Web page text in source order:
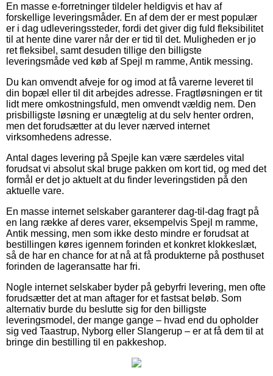
En masse e-forretninger tildeler heldigvis et hav af
forskellige leveringsmåder. En af dem der er mest populær
er i dag udleveringssteder, fordi det giver dig fuld fleksibilitet
til at hente dine varer når der er tid til det. Muligheden er jo
ret fleksibel, samt desuden tillige den billigste
leveringsmåde ved køb af Spejl m ramme, Antik messing.
Du kan omvendt afveje for og imod at få varerne leveret til
din bopæl eller til dit arbejdes adresse. Fragtløsningen er tit
lidt mere omkostningsfuld, men omvendt vældig nem. Den
prisbilligste løsning er unægtelig at du selv henter ordren,
men det forudsætter at du lever nærved internet
virksomhedens adresse.
Antal dages levering på Spejle kan være særdeles vital
forudsat vi absolut skal bruge pakken om kort tid, og med det
formål er det jo aktuelt at du finder leveringstiden på den
aktuelle vare.
En masse internet selskaber garanterer dag-til-dag fragt på
en lang række af deres varer, eksempelvis Spejl m ramme,
Antik messing, men som ikke desto mindre er forudsat at
bestillingen køres igennem forinden et konkret klokkeslæt,
så de har en chance for at nå at få produkterne på posthuset
forinden de lageransatte har fri.
Nogle internet selskaber byder på gebyrfri levering, men ofte
forudsætter det at man aftager for et fastsat beløb. Som
alternativ burde du beslutte sig for den billigste
leveringsmodel, der mange gange – hvad end du opholder
sig ved Taastrup, Nyborg eller Slangerup – er at få dem til at
bringe din bestilling til en pakkeshop.